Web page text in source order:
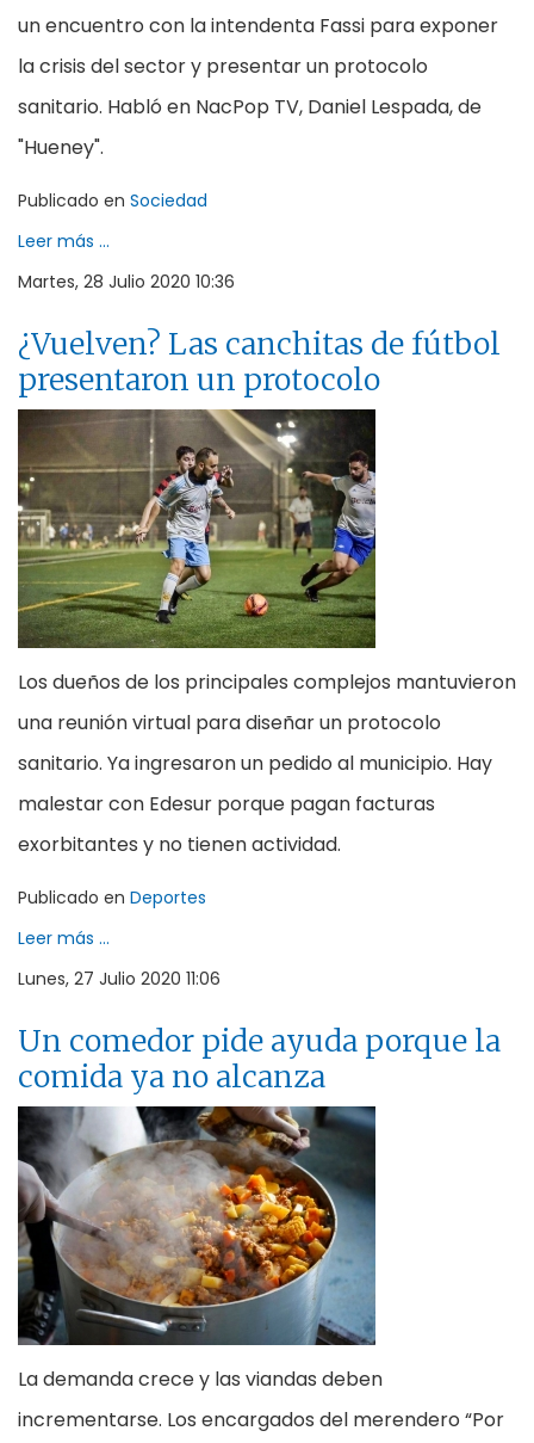
un encuentro con la intendenta Fassi para exponer
la crisis del sector y presentar un protocolo
sanitario. Habló en NacPop TV, Daniel Lespada, de
"Hueney".
Publicado en Sociedad
Leer más ...
Martes, 28 Julio 2020 10:36
¿Vuelven? Las canchitas de fútbol
presentaron un protocolo
Los dueños de los principales complejos mantuvieron
una reunión virtual para diseñar un protocolo
sanitario. Ya ingresaron un pedido al municipio. Hay
malestar con Edesur porque pagan facturas
exorbitantes y no tienen actividad.
Publicado en Deportes
Leer más ...
Lunes, 27 Julio 2020 11:06
Un comedor pide ayuda porque la
comida ya no alcanza
La demanda crece y las viandas deben
incrementarse. Los encargados del merendero “Por